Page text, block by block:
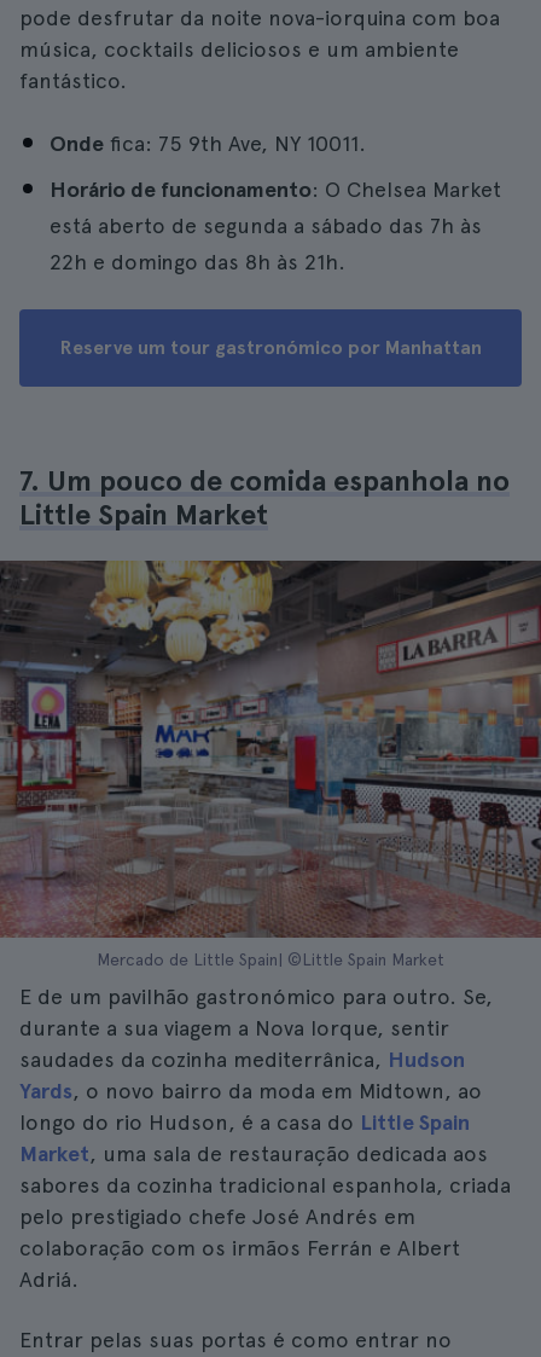
pode desfrutar da noite nova-iorquina com boa
música, cocktails deliciosos e um ambiente
fantástico.
Onde fica: 75 9th Ave, NY 10011.
Horário de funcionamento: O Chelsea Market
está aberto de segunda a sábado das 7h às
22h e domingo das 8h às 21h.
Reserve um tour gastronómico por Manhattan
7. Um pouco de comida espanhola no
Little Spain Market
Mercado de Little Spain| ©Little Spain Market
E de um pavilhão gastronómico para outro. Se,
durante a sua viagem a Nova Iorque, sentir
saudades da cozinha mediterrânica, Hudson
Yards, o novo bairro da moda em Midtown, ao
longo do rio Hudson, é a casa do Little Spain
Market, uma sala de restauração dedicada aos
sabores da cozinha tradicional espanhola, criada
pelo prestigiado chefe José Andrés em
colaboração com os irmãos Ferrán e Albert
Adriá.
Entrar pelas suas portas é como entrar no